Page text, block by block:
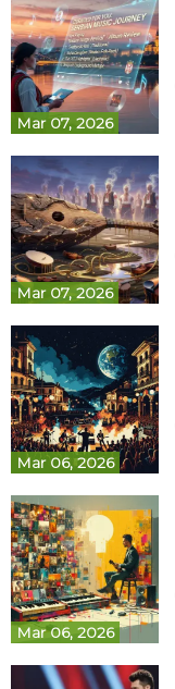
Mar 07, 2026
Mar 07, 2026
Mar 06, 2026
Mar 06, 2026